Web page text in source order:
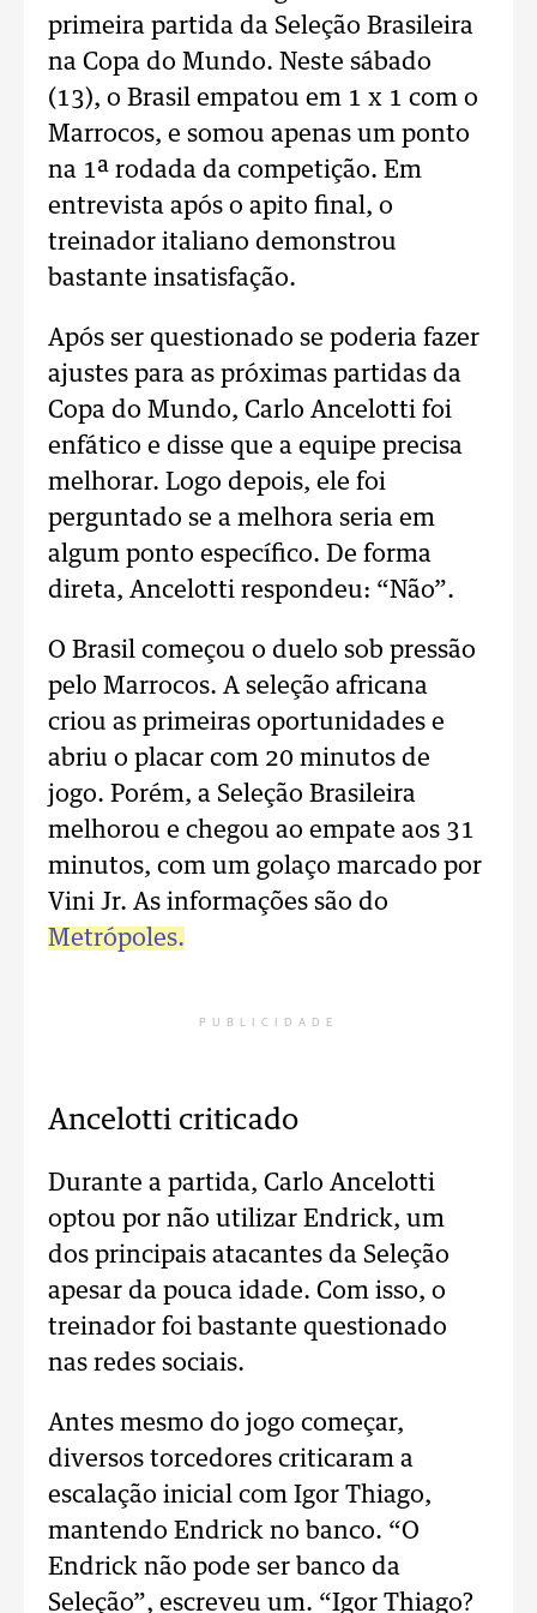
primeira partida da Seleção Brasileira
na Copa do Mundo. Neste sábado
(13), o Brasil empatou em 1 x 1 com o
Marrocos, e somou apenas um ponto
na 1ª rodada da competição. Em
entrevista após o apito final, o
treinador italiano demonstrou
bastante insatisfação.
Após ser questionado se poderia fazer
ajustes para as próximas partidas da
Copa do Mundo, Carlo Ancelotti foi
enfático e disse que a equipe precisa
melhorar. Logo depois, ele foi
perguntado se a melhora seria em
algum ponto específico. De forma
direta, Ancelotti respondeu: “Não”.
O Brasil começou o duelo sob pressão
pelo Marrocos. A seleção africana
criou as primeiras oportunidades e
abriu o placar com 20 minutos de
jogo. Porém, a Seleção Brasileira
melhorou e chegou ao empate aos 31
minutos, com um golaço marcado por
Vini Jr. As informações são do
Metrópoles.
PUBLICIDADE
Ancelotti criticado
Durante a partida, Carlo Ancelotti
optou por não utilizar Endrick, um
dos principais atacantes da Seleção
apesar da pouca idade. Com isso, o
treinador foi bastante questionado
nas redes sociais.
Antes mesmo do jogo começar,
diversos torcedores criticaram a
escalação inicial com Igor Thiago,
mantendo Endrick no banco. “O
Endrick não pode ser banco da
Seleção”, escreveu um. “Igor Thiago?